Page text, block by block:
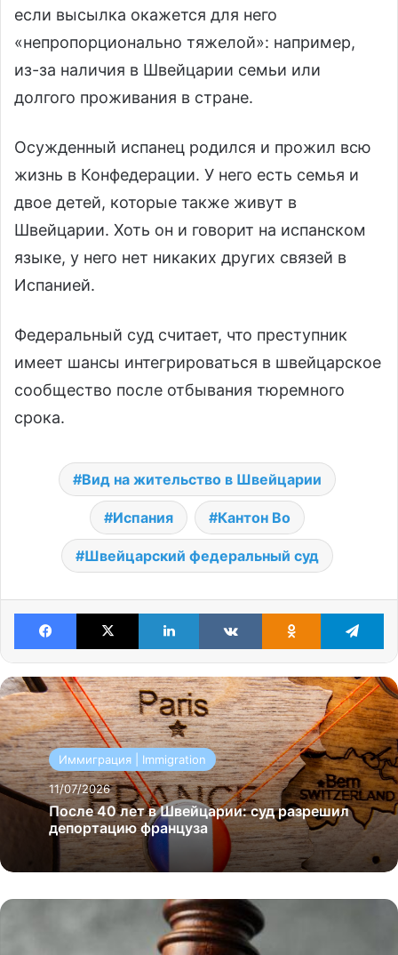
если высылка окажется для него
«непропорционально тяжелой»: например,
из-за наличия в Швейцарии семьи или
долгого проживания в стране.
Осужденный испанец родился и прожил всю
жизнь в Конфедерации. У него есть семья и
двое детей, которые также живут в
Швейцарии. Хоть он и говорит на испанском
языке, у него нет никаких других связей в
Испанией.
Федеральный суд считает, что преступник
имеет шансы интегрироваться в швейцарское
сообщество после отбывания тюремного
срока.
Вид на жительство в Швейцарии
Испания Кантон Во
Швейцарский федеральный суд
Facebook X LinkedIn VKontakteOdnoklassniki
Иммиграция | Immigration
11/07/2026
После 40 лет в Швейцарии: суд разрешил
депортацию француза